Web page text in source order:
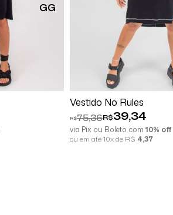
GG
Vestido No Rules
R$75,36R$39,34
via Pix ou Boleto com10% off
ou em até 10x de R$ 4,37
Comprar